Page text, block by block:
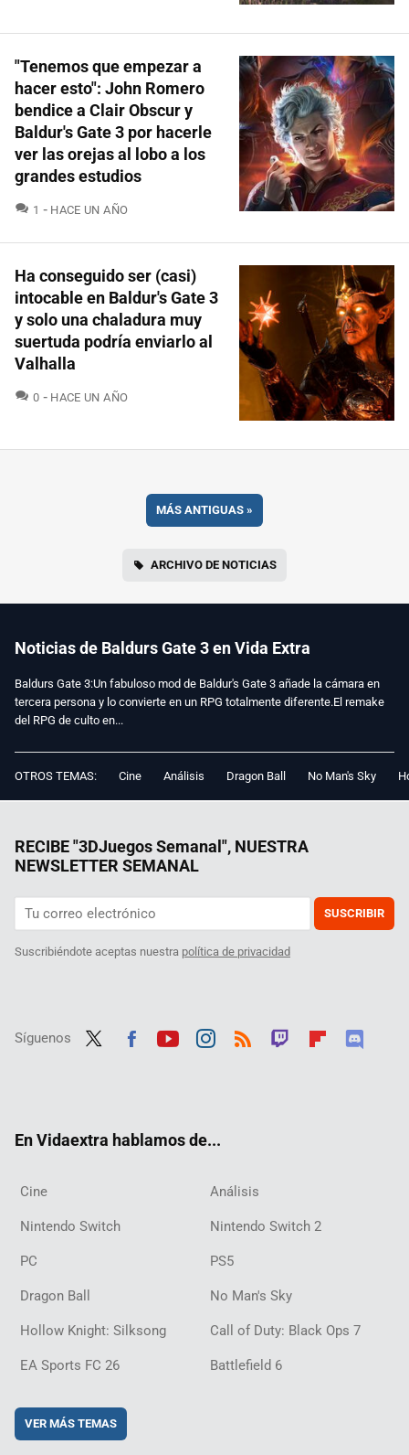
"Tenemos que empezar a
hacer esto": John Romero
bendice a Clair Obscur y
Baldur's Gate 3 por hacerle
ver las orejas al lobo a los
grandes estudios
1 COMENTARIOS
HACE UN AÑO
Ha conseguido ser (casi)
intocable en Baldur's Gate 3
y solo una chaladura muy
suertuda podría enviarlo al
Valhalla
0 COMENTARIOS
HACE UN AÑO
MÁS ANTIGUAS »
ARCHIVO DE NOTICIAS
Noticias de Baldurs Gate 3 en Vida Extra
Baldurs Gate 3:Un fabuloso mod de Baldur's Gate 3 añade la cámara en
tercera persona y lo convierte en un RPG totalmente diferente.El remake
del RPG de culto en...
OTROS TEMAS: Cine Análisis Dragon Ball No Man's Sky
RECIBE "3DJuegos Semanal", NUESTRA
NEWSLETTER SEMANAL
SUSCRIBIR
Suscribiéndote aceptas nuestra política de privacidad
Síguenos
En Vidaextra hablamos de...
Cine Análisis
Nintendo Switch Nintendo Switch 2
PC PS5
Dragon Ball No Man's Sky
Hollow Knight: Silksong Call of Duty: Black Ops 7
EA Sports FC 26 Battlefield 6
VER MÁS TEMAS